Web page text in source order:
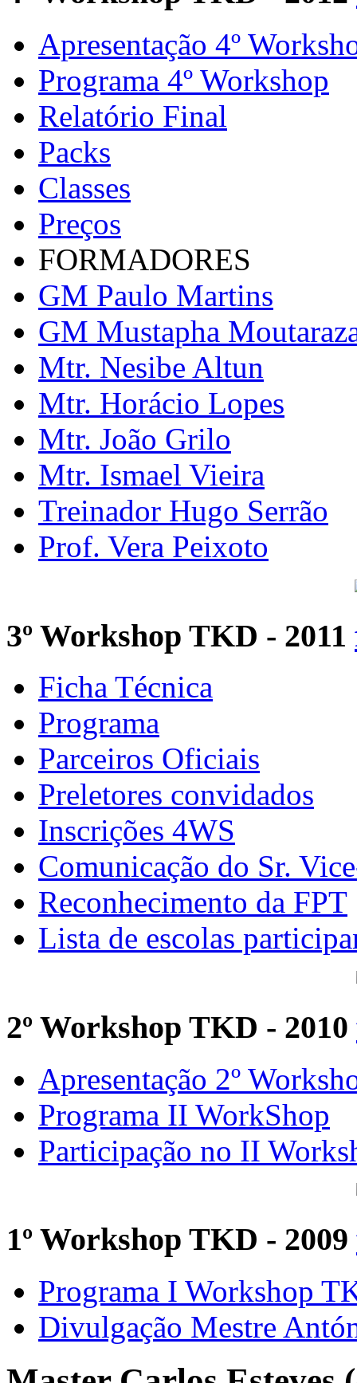
Apresentação 4º
Programa 4º Workshop
Relatório Final
Packs
Classes
Preços
FORMADORES
GM Paulo Martins
GM Mustapha
Mtr. Nesibe Altun
Mtr. Horácio Lopes
Mtr. João Grilo
Mtr. Ismael Vieira
Treinador Hugo Serrão
Prof. Vera Peixoto
3º Workshop TKD - 2011
Ficha Técnica
Programa
Parceiros Oficiais
Preletores convidados
Inscrições 4WS
Comunicação do Sr.
Reconhecimento da FPT
Lista de escolas
2º Workshop TKD - 2010
Apresentação 2º
Programa II WorkShop
Participação no II
1º Workshop TKD - 2009
Programa I Workshop
Divulgação Mestre